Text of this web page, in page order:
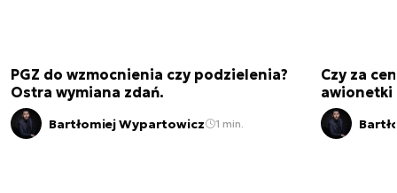
PGZ do wzmocnienia czy podzielenia?
Ostra wymiana zdań.
Bartłomiej Wypartowicz 1 min.
Czy za
awionetki